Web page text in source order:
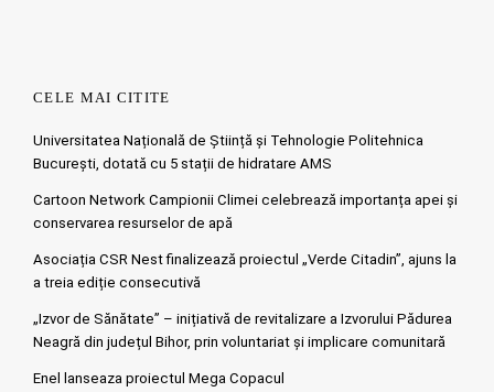
CELE MAI CITITE
Universitatea Națională de Știință și Tehnologie Politehnica
București, dotată cu 5 stații de hidratare AMS
Cartoon Network Campionii Climei celebrează importanța apei și
conservarea resurselor de apă
Asociația CSR Nest finalizează proiectul „Verde Citadin”, ajuns la
a treia ediție consecutivă
„Izvor de Sănătate” – inițiativă de revitalizare a Izvorului Pădurea
Neagră din județul Bihor, prin voluntariat și implicare comunitară
Enel lanseaza proiectul Mega Copacul